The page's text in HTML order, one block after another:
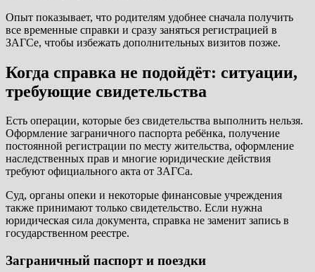
Опыт показывает, что родителям удобнее сначала получить
все временные справки и сразу заняться регистрацией в
ЗАГСе, чтобы избежать дополнительных визитов позже.
Когда справка не подойдёт: ситуации,
требующие свидетельства
Есть операции, которые без свидетельства выполнить нельзя.
Оформление заграничного паспорта ребёнка, получение
постоянной регистрации по месту жительства, оформление
наследственных прав и многие юридические действия
требуют официального акта от ЗАГСа.
Суд, органы опеки и некоторые финансовые учреждения
также принимают только свидетельство. Если нужна
юридическая сила документа, справка не заменит запись в
государственном реестре.
Заграничный паспорт и поездки